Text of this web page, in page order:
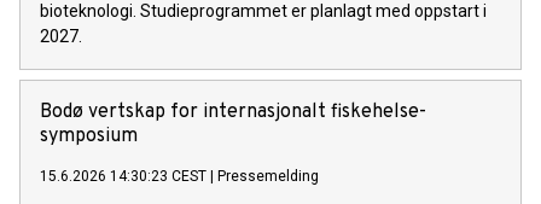
bioteknologi. Studieprogrammet er planlagt med oppstart i
2027.
Bodø vertskap for internasjonalt fiskehelse-
symposium
15.6.2026 14:30:23 CEST Pressemelding